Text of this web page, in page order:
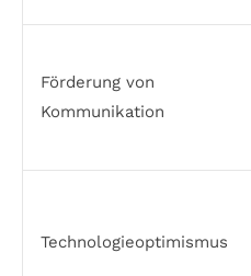
Förderung von
Kommunikation
Technologieoptimismus